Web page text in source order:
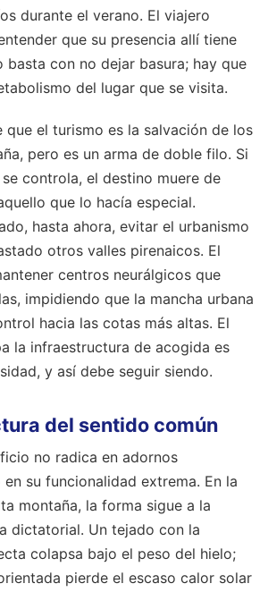
durante el verano. El viajero
que su presencia allí tiene
basta con no dejar basura; hay que
del lugar que se visita.
que el turismo es la salvación de los
pero es un arma de doble filo. Si
controla, el destino muere de
que lo hacía especial.
hasta ahora, evitar el urbanismo
otros valles pirenaicos. El
centros neurálgicos que
impidiendo que la mancha urbana
hacia las cotas más altas. El
la infraestructura de acogida es
y así debe seguir siendo.
del sentido común
no radica en adornos
en su funcionalidad extrema. En la
montaña, la forma sigue a la
dictatorial. Un tejado con la
colapsa bajo el peso del hielo;
pierde el escaso calor solar